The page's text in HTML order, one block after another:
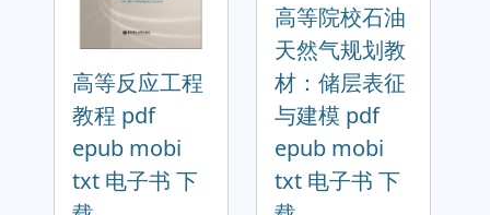
高等反应工程
教程 pdf
epub mobi
txt 电子书 下
高等院校石油
天然气规划教
材：储层表征
与建模 pdf
epub mobi
txt 电子书 下